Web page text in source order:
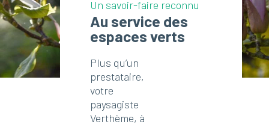
Un savoir-faire reconnu
Au service des
espaces verts
Plus qu’un
prestataire,
votre
paysagiste
Verthème, à